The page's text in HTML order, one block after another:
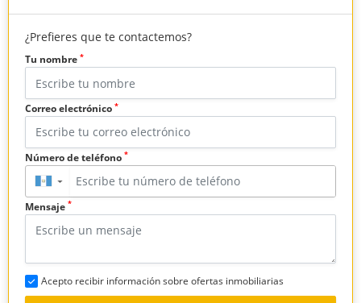
¿Prefieres que te contactemos?
Tu nombre *
Correo electrónico *
Número de teléfono *
▼
Mensaje *
Acepto recibir información sobre ofertas inmobiliarias